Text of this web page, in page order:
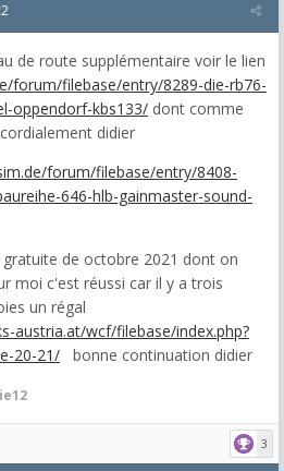
de route supplémentaire voir le lien
forum/filebase/entry/8289-die-rb76-
oppendorf-kbs133/ dont comme
didier
forum/filebase/entry/8408-
646-hlb-gainmaster-sound-
de octobre 2021 dont on
moi c'est réussi car il y a trois
un régal
austria.at/wcf/filebase/index.php?
20-21/ bonne continuation didier
3